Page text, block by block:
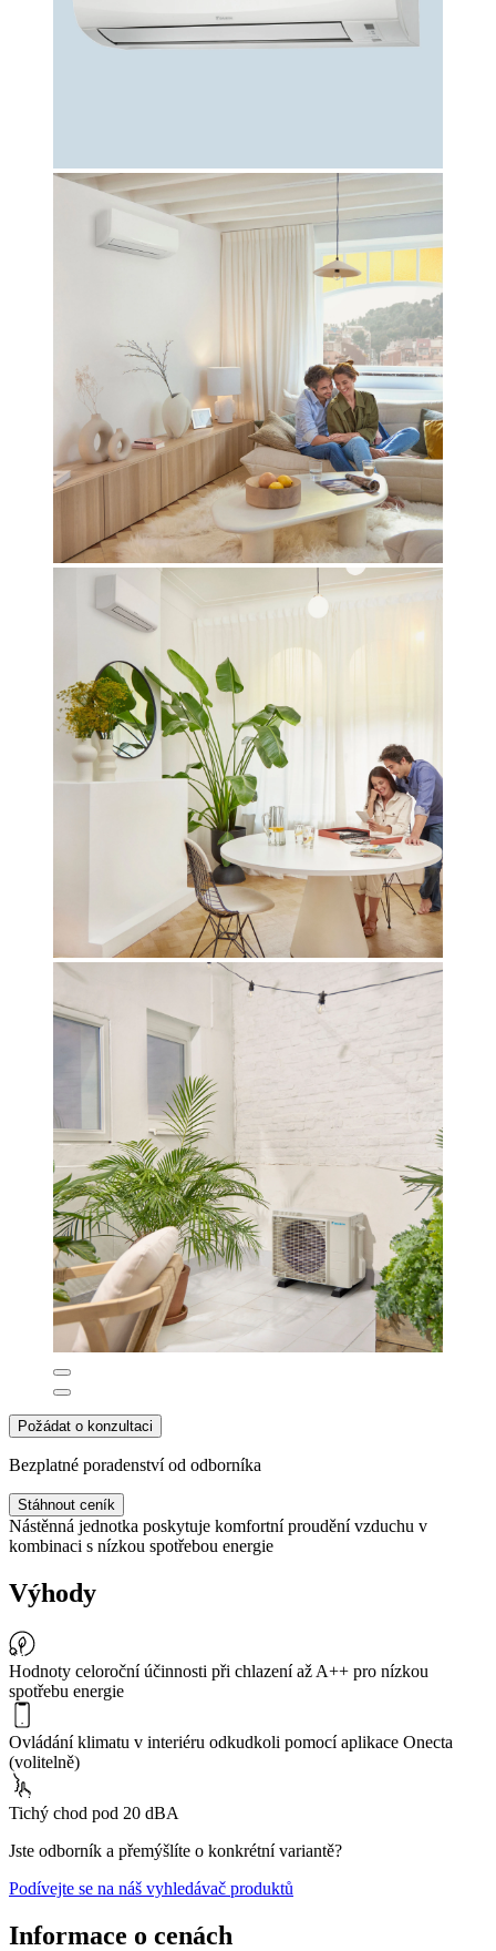
Požádat o konzultaci
Bezplatné poradenství od odborníka
Stáhnout ceník
Nástěnná jednotka poskytuje komfortní proudění vzduchu v
kombinaci s nízkou spotřebou energie
Výhody
Hodnoty celoroční účinnosti při chlazení až A++ pro nízkou
spotřebu energie
Ovládání klimatu v interiéru odkudkoli pomocí aplikace Onecta
(volitelně)
Tichý chod pod 20 dBA
Jste odborník a přemýšlíte o konkrétní variantě?
Podívejte se na náš vyhledávač produktů
Informace o cenách